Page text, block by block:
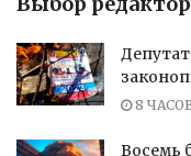
8
Восемь